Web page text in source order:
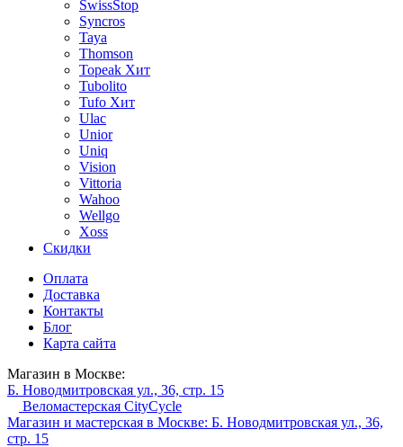
SwissStop
Syncros
Taya
Thomson
Topeak Хит
Tubolito
Tufo Хит
Ulac
Unior
Uniq
Vision
Vittoria
Wahoo
Wellgo
Xoss
Скидки
Оплата
Доставка
Контакты
Блог
Карта сайта
Магазин в Москве:
Б. Новодмитровская ул., 36, стр. 15
Веломастерская CityCycle
Магазин и мастерская в Москве: Б. Новодмитровская ул., 36,
стр. 15